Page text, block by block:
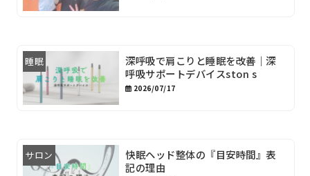
睡眠
深呼吸で肩こりと睡眠を改善｜深
呼吸サポートデバイスston s
2026/07/17
サロン
快眠ヘッド整体の『目安時間』表
記の理由